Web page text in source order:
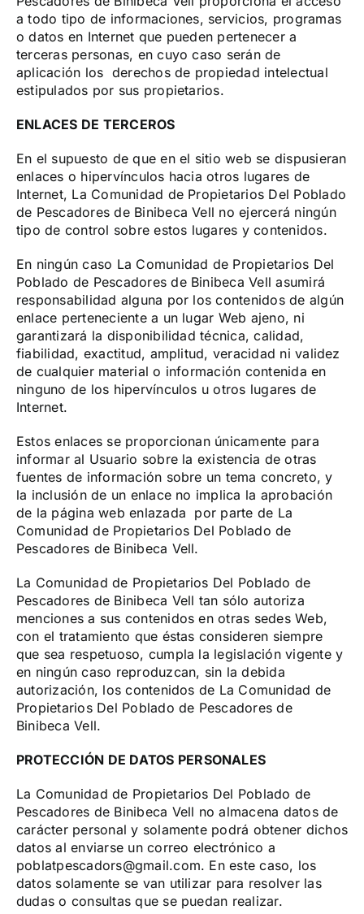
a todo tipo de informaciones, servicios, programas
o datos en Internet que pueden pertenecer a
terceras personas, en cuyo caso serán de
aplicación los derechos de propiedad intelectual
estipulados por sus propietarios.
ENLACES DE TERCEROS
En el supuesto de que en el sitio web se dispusieran
enlaces o hipervínculos hacia otros lugares de
Internet, La Comunidad de Propietarios Del Poblado
de Pescadores de Binibeca Vell no ejercerá ningún
tipo de control sobre estos lugares y contenidos.
En ningún caso La Comunidad de Propietarios Del
Poblado de Pescadores de Binibeca Vell asumirá
responsabilidad alguna por los contenidos de algún
enlace perteneciente a un lugar Web ajeno, ni
garantizará la disponibilidad técnica, calidad,
fiabilidad, exactitud, amplitud, veracidad ni validez
de cualquier material o información contenida en
ninguno de los hipervínculos u otros lugares de
Internet.
Estos enlaces se proporcionan únicamente para
informar al Usuario sobre la existencia de otras
fuentes de información sobre un tema concreto, y
la inclusión de un enlace no implica la aprobación
de la página web enlazada por parte de La
Comunidad de Propietarios Del Poblado de
Pescadores de Binibeca Vell.
La Comunidad de Propietarios Del Poblado de
Pescadores de Binibeca Vell tan sólo autoriza
menciones a sus contenidos en otras sedes Web,
con el tratamiento que éstas consideren siempre
que sea respetuoso, cumpla la legislación vigente y
en ningún caso reproduzcan, sin la debida
autorización, los contenidos de La Comunidad de
Propietarios Del Poblado de Pescadores de
Binibeca Vell.
PROTECCIÓN DE DATOS PERSONALES
La Comunidad de Propietarios Del Poblado de
Pescadores de Binibeca Vell no almacena datos de
carácter personal y solamente podrá obtener dichos
datos al enviarse un correo electrónico a
poblatpescadors@gmail.com. En este caso, los
datos solamente se van utilizar para resolver las
dudas o consultas que se puedan realizar.